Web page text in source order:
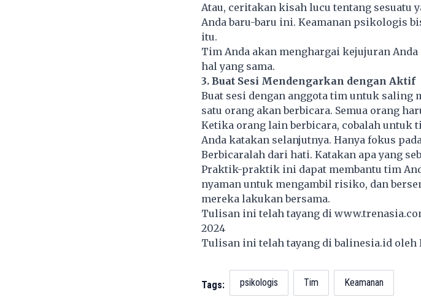
Atau, ceritakan kisah lucu tentang sesuatu
Anda baru-baru ini. Keamanan psikologis
itu.
Tim Anda akan menghargai kejujuran
hal yang sama.
3. Buat Sesi Mendengarkan dengan Aktif
Buat sesi dengan anggota tim untuk saling
satu orang akan berbicara. Semua orang
Ketika orang lain berbicara, cobalah untuk
Anda katakan selanjutnya. Hanya fokus
Berbicaralah dari hati. Katakan apa yang
Praktik-praktik ini dapat membantu tim
nyaman untuk mengambil risiko, dan
mereka lakukan bersama.
Tulisan ini telah tayang di
2024
Tulisan ini telah tayang dibalinesia.idoleh
Tags: psikologis Tim Keamanan